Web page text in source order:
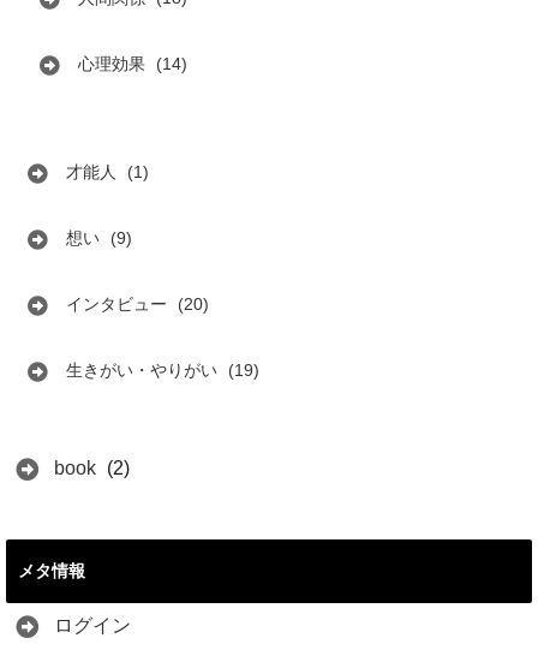
心理効果 (14)
才能人 (1)
想い (9)
インタビュー (20)
生きがい・やりがい (19)
book (2)
メタ情報
ログイン